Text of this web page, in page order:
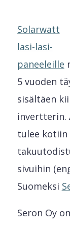
Solarwatt
lasi-lasi-
paneeleille
5 vuoden
sisältäen
invertterin.
tulee kotiin
sivuihin
Suomeksi
Seron Oy on